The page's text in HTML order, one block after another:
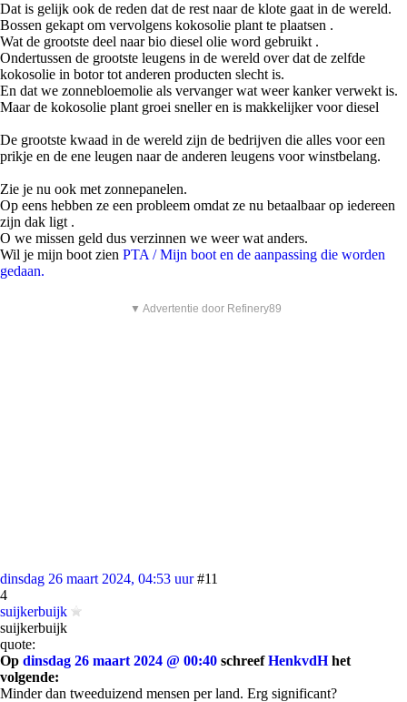
Dat is gelijk ook de reden dat de rest naar de klote gaat in de wereld.
Bossen gekapt om vervolgens kokosolie plant te plaatsen .
Wat de grootste deel naar bio diesel olie word gebruikt .
Ondertussen de grootste leugens in de wereld over dat de zelfde
kokosolie in botor tot anderen producten slecht is.
En dat we zonnebloemolie als vervanger wat weer kanker verwekt is.
Maar de kokosolie plant groei sneller en is makkelijker voor diesel
De grootste kwaad in de wereld zijn de bedrijven die alles voor een
prikje en de ene leugen naar de anderen leugens voor winstbelang.
Zie je nu ook met zonnepanelen.
Op eens hebben ze een probleem omdat ze nu betaalbaar op iedereen
zijn dak ligt .
O we missen geld dus verzinnen we weer wat anders.
Wil je mijn boot zien PTA / Mijn boot en de aanpassing die worden
gedaan.
▼ Advertentie door Refinery89
dinsdag 26 maart 2024, 04:53 uur #11
4
suijkerbuijk
suijkerbuijk
quote:
Op dinsdag 26 maart 2024 @ 00:40 schreefHenkvdHhet
volgende:
Minder dan tweeduizend mensen per land. Erg significant?